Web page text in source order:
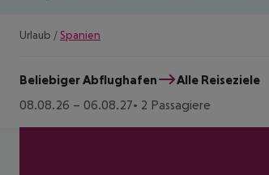
Urlaub / Spanien
Beliebiger Abflughafen
Alle Reiseziele
08.08.26 – 06.08.27 2 Passagiere